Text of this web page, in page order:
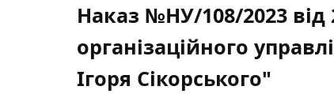
Наказ №НУ/108/2023 від
організаційного
Ігоря Сікорського"